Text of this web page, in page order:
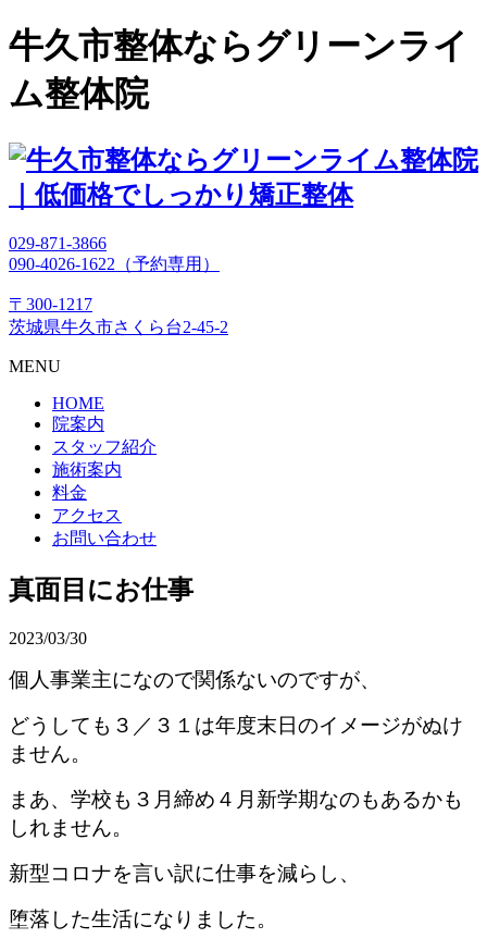
牛久市整体ならグリーンライ
ム整体院
029-871-3866
090-4026-1622（予約専用）
〒300-1217
茨城県牛久市さくら台2-45-2
MENU
HOME
院案内
スタッフ紹介
施術案内
料金
アクセス
お問い合わせ
真面目にお仕事
2023/03/30
個人事業主になので関係ないのですが、
どうしても３／３１は年度末日のイメージがぬけ
ません。
まあ、学校も３月締め４月新学期なのもあるかも
しれません。
新型コロナを言い訳に仕事を減らし、
堕落した生活になりました。